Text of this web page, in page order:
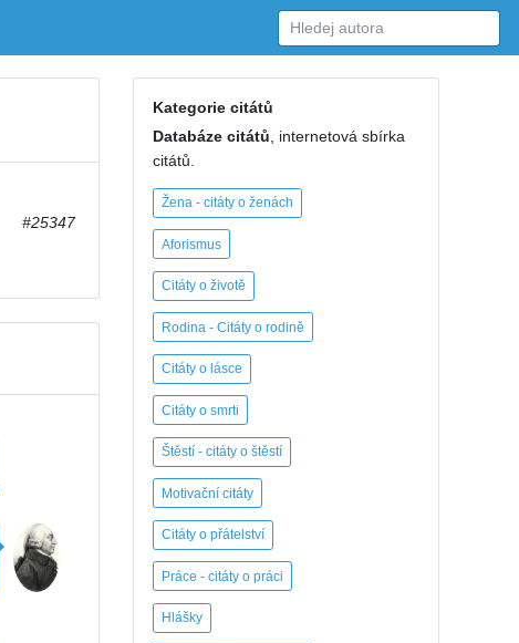
#25347
Kategorie citátů
Databáze citátů , internetová sbírka
citátů.
Žena - citáty o ženách
Aforismus
Citáty o životě
Rodina - Citáty o rodině
Citáty o lásce
Citáty o smrti
Štěstí - citáty o štěstí
Motivační citáty
Citáty o přátelství
Práce - citáty o práci
Hlášky